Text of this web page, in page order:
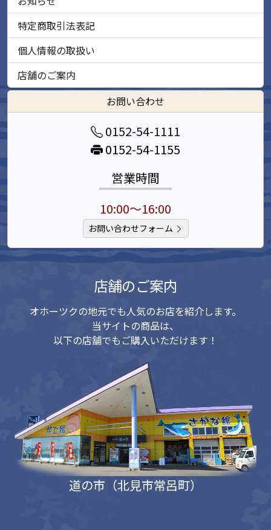
特定商取引法表記
個人情報の取扱い
店舗のご案内
お問い合わせ
0152-54-1111
0152-54-1155
営業時間
10:00～16:00
お問い合わせフォーム
店舗のご案内
オホーツクの地元でも人気のお店を紹介します。
当サイトの商品は、
以下の店舗でもご購入いただけます！
道の市（北見市常呂町）